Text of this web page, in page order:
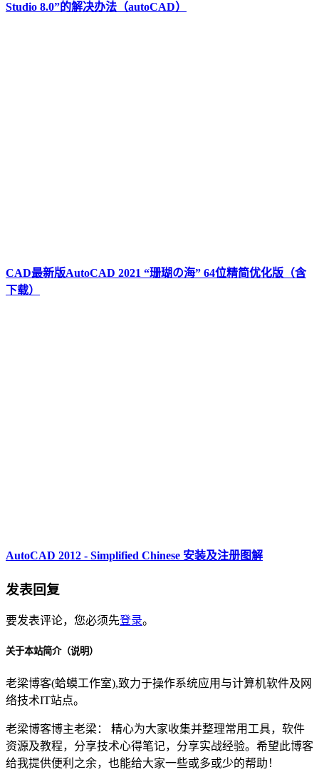
Studio 8.0”的解决办法（autoCAD）
CAD最新版AutoCAD 2021 “珊瑚の海” 64位精简优化版（含
下载）
AutoCAD 2012 - Simplified Chinese 安装及注册图解
发表回复
要发表评论，您必须先登录。
关于本站简介（说明）
老梁博客(蛤蟆工作室),致力于操作系统应用与计算机软件及网
络技术IT站点。
老梁博客博主老梁： 精心为大家收集并整理常用工具，软件
资源及教程，分享技术心得笔记，分享实战经验。希望此博客
给我提供便利之余，也能给大家一些或多或少的帮助！